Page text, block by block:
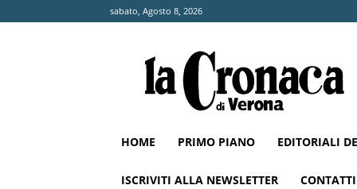
sabato, Agosto 8, 2026
Cronaca
di
Verona
HOME PRIMO PIANO EDITORIALI
ISCRIVITI ALLA NEWSLETTER CONTATTI